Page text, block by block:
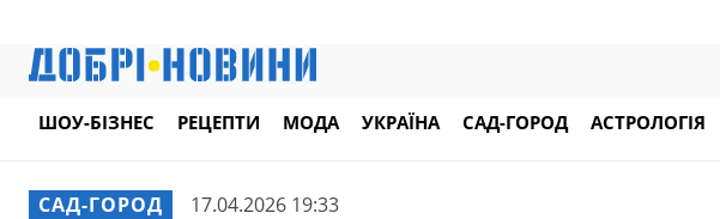
ШОУ-БІЗНЕС РЕЦЕПТИ МОДА УКРАЇНА САД-ГОРОД АСТРОЛОГІЯ
САД-ГОРОД 17.04.2026 19:33